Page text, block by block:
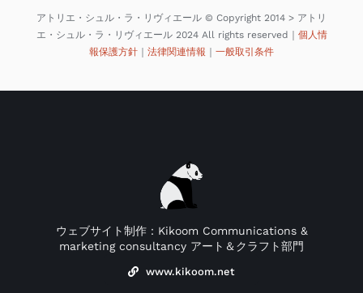
アトリエ・シュル・ラ・リヴィエール © Copyright 2014 > アトリ
エ・シュル・ラ・リヴィエール 2024 All rights reserved｜ 個人情
報保護方針
法律関連情報 一般取引条件
ウェブサイト制作：Kikoom Communications &
marketing consultancy アート＆クラフト部門
www.kikoom.net